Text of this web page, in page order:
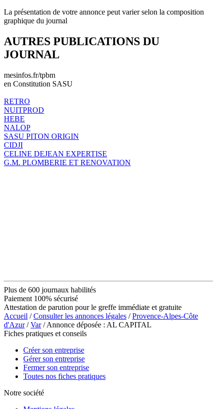
La présentation de votre annonce peut varier selon la composition
graphique du journal
AUTRES PUBLICATIONS DU
JOURNAL
mesinfos.fr/tpbm
en Constitution SASU
RETRO
NUITPROD
HEBE
NALOP
SASU PITON ORIGIN
CIDJI
CELINE DEJEAN EXPERTISE
G.M. PLOMBERIE ET RENOVATION
Plus de 600 journaux habilités
Paiement 100% sécurisé
Attestation de parution pour le greffe immédiate et gratuite
Accueil /Consulter les annonces légales /Provence-Alpes-Côte
d'Azur/Var/ Annonce déposée : AL CAPITAL
Fiches pratiques et conseils
Créer son entreprise
Gérer son entreprise
Fermer son entreprise
Toutes nos fiches pratiques
Notre société